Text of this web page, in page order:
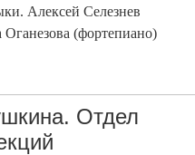
Алексей Селезнев
(фортепиано)
Отдел